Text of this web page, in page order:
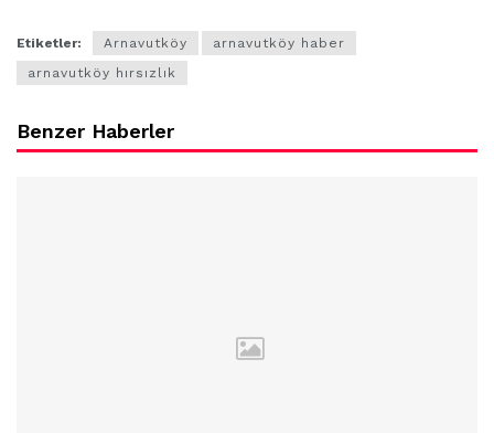
Etiketler: Arnavutköy
arnavutköy haber
arnavutköy hırsızlık
Benzer Haberler